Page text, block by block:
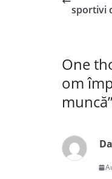
sportivi
One
om
muncă”